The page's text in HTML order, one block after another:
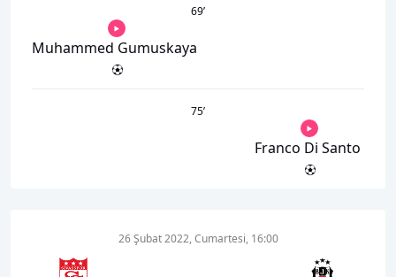
69’
Muhammed Gumuskaya
75’
Franco Di Santo
26 Şubat 2022, Cumartesi, 16:00